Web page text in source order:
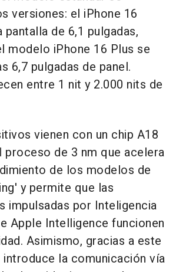
versiones: el iPhone 16
pantalla de 6,1 pulgadas,
modelo iPhone 16 Plus se
6,7 pulgadas de panel.
entre 1 nit y 2.000 nits de
vienen con un chip A18
proceso de 3 nm que acelera
de los modelos de
y permite que las
impulsadas por Inteligencia
Apple Intelligence funcionen
Asimismo, gracias a este
la comunicación vía